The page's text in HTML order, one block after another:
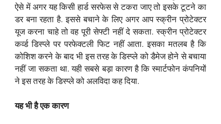
ऐसे में अगर यह किसी हार्ड सरफेस से टकरा जाए तो इसके टूटने का
डर बना रहता है. इससे बचाने के लिए अगर आप स्क्रीन प्रोटेक्टर
यूज करना चाहे तो वह पूरी सेफ्टी नहीं दे सकता. स्क्रीन प्रोटेक्टर
कर्व्ड डिस्प्ले पर परफेक्टली फिट नहीं आता. इसका मतलब है कि
कोशिश करने के बाद भी इस तरह के डिस्प्ले को डैमेज होने से बचाया
नहीं जा सकता था. यही सबसे बड़ा कारण है कि स्मार्टफोन कंपनियों
ने इस तरह के डिस्प्ले को अलविदा कह दिया.
यह भी है एक कारण